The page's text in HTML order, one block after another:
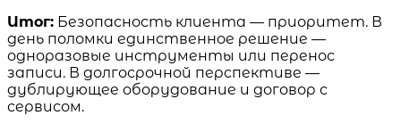
Итог: Безопасность клиента — приоритет. В
день поломки единственное решение —
одноразовые инструменты или перенос
записи. В долгосрочной перспективе —
дублирующее оборудование и договор с
сервисом.